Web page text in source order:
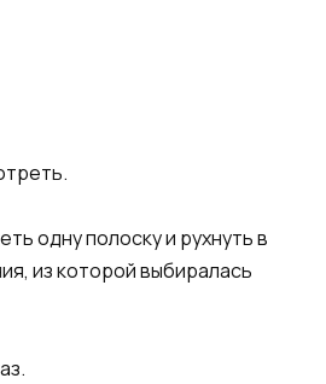
одну полоску и рухнуть в
из которой выбиралась